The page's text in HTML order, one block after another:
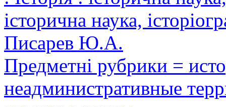
історична наука,
Писарев Ю.А.
Предметні рубрики =
неадминистративные